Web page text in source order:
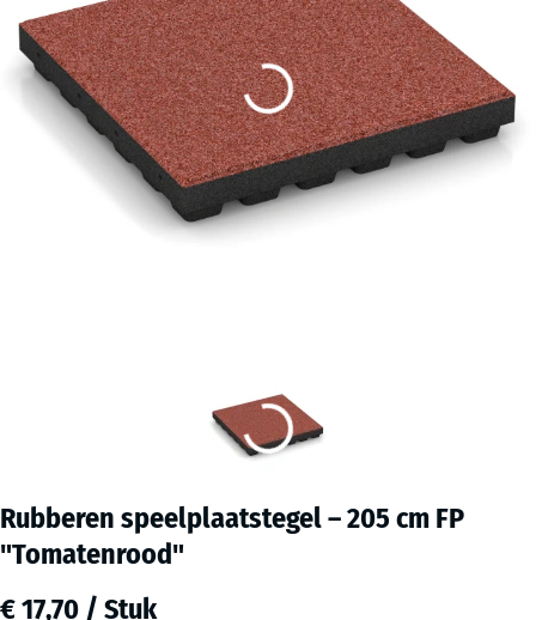
Rubberen speelplaatstegel – 205 cm FP
"Tomatenrood"
€ 17,70 / Stuk